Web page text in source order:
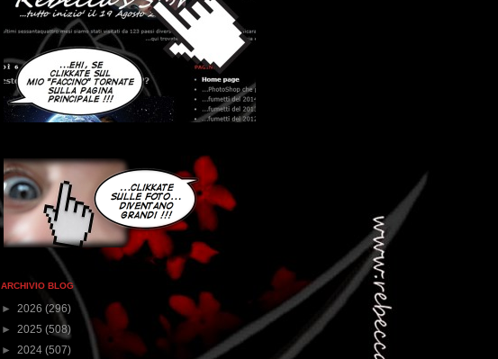
ARCHIVIO BLOG
► 2026 (296)
► 2025 (508)
► 2024 (507)